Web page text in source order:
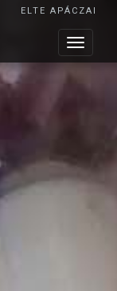
ELTE APÁCZAI